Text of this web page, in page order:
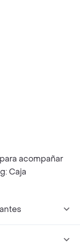
acompañar
Caja